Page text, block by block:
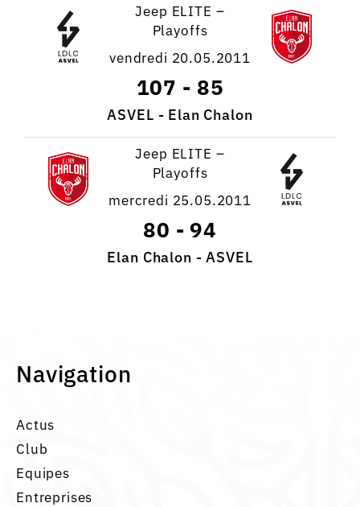
Jeep ELITE –
Playoffs
vendredi 20.05.2011
107 - 85
ASVEL - Elan Chalon
Jeep ELITE –
Playoffs
mercredi 25.05.2011
80 - 94
Elan Chalon - ASVEL
Navigation
Actus
Club
Equipes
Entreprises